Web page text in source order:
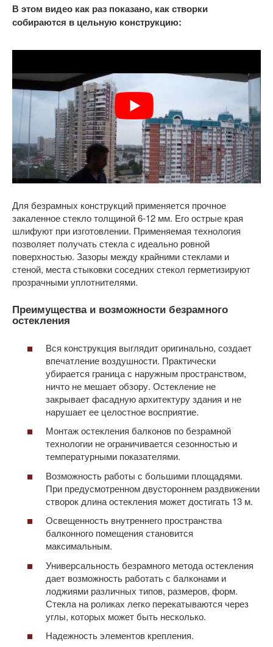
В этом видео как раз показано, как створки
собираются в цельную конструкцию:
Для безрамных конструкций применяется прочное
закаленное стекло толщиной 6-12 мм. Его острые края
шлифуют при изготовлении. Применяемая технология
позволяет получать стекла с идеально ровной
поверхностью. Зазоры между крайними стеклами и
стеной, места стыковки соседних стекол герметизируют
прозрачными уплотнителями.
Преимущества и возможности безрамного
остекления
Вся конструкция выглядит оригинально, создает
впечатление воздушности. Практически
убирается граница с наружным пространством,
ничто не мешает обзору. Остекление не
закрывает фасадную архитектуру здания и не
нарушает ее целостное восприятие.
Монтаж остекления балконов по безрамной
технологии не ограничивается сезонностью и
температурными показателями.
Возможность работы с большими площадями.
При предусмотренном двустороннем раздвижении
створок длина остекления может достигать 13 м.
Освещенность внутреннего пространства
балконного помещения становится
максимальным.
Универсальность безрамного метода остекления
дает возможность работать с балконами и
лоджиями различных типов, размеров, форм.
Стекла на роликах легко перекатываются через
углы, которых может быть несколько.
Надежность элементов крепления.